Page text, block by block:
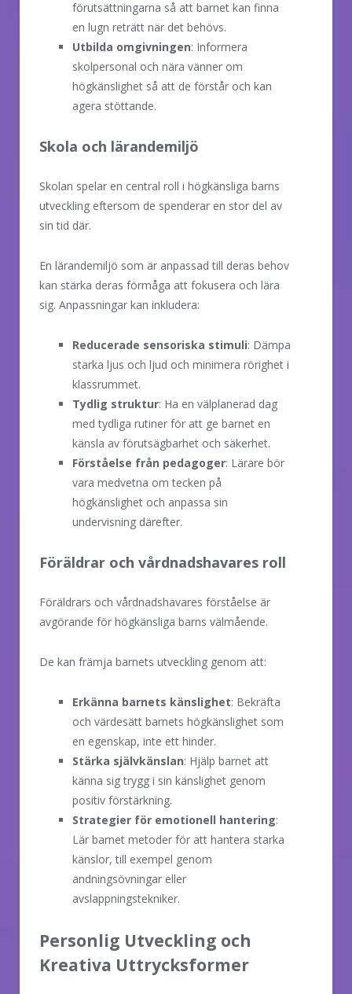
förutsättningarna så att barnet kan finna
en lugn reträtt när det behövs.
Utbilda omgivningen: Informera
skolpersonal och nära vänner om
högkänslighet så att de förstår och kan
agera stöttande.
Skola och lärandemiljö
Skolan spelar en central roll i högkänsliga barns
utveckling eftersom de spenderar en stor del av
sin tid där.
En lärandemiljö som är anpassad till deras behov
kan stärka deras förmåga att fokusera och lära
sig. Anpassningar kan inkludera:
Reducerade sensoriska stimuli: Dämpa
starka ljus och ljud och minimera rörighet i
klassrummet.
Tydlig struktur: Ha en välplanerad dag
med tydliga rutiner för att ge barnet en
känsla av förutsägbarhet och säkerhet.
Förståelse från pedagoger: Lärare bör
vara medvetna om tecken på
högkänslighet och anpassa sin
undervisning därefter.
Föräldrar och vårdnadshavares roll
Föräldrars och vårdnadshavares förståelse är
avgörande för högkänsliga barns välmående.
De kan främja barnets utveckling genom att:
Erkänna barnets känslighet: Bekräfta
och värdesätt barnets högkänslighet som
en egenskap, inte ett hinder.
Stärka självkänslan: Hjälp barnet att
känna sig trygg i sin känslighet genom
positiv förstärkning.
Strategier för emotionell hantering:
Lär barnet metoder för att hantera starka
känslor, till exempel genom
andningsövningar eller
avslappningstekniker.
Personlig Utveckling och
Kreativa Uttrycksformer